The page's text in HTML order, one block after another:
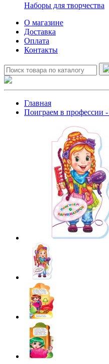
Наборы для творчества
О магазине
Доставка
Оплата
Контакты
Главная
Поиграем в профессии